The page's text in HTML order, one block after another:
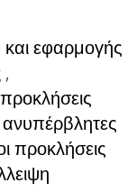
και εφαρμογής
,
προκλήσεις